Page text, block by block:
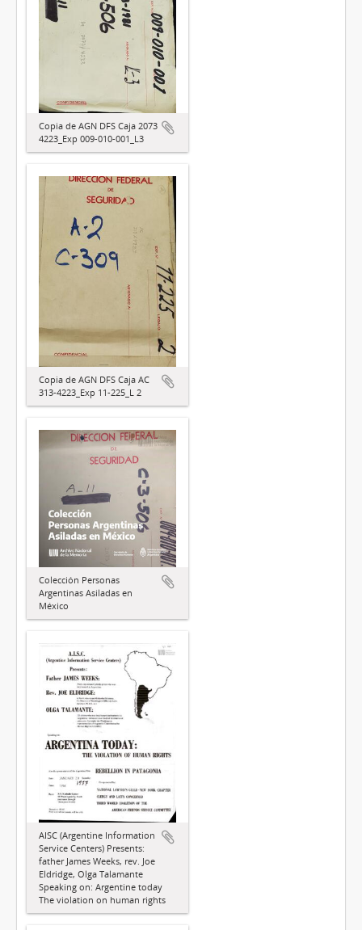
Copia de AGN DFS Caja 2073
4223_Exp 009-010-001_L3
Copia de AGN DFS Caja AC
313-4223_Exp 11-225_L 2
Colección Personas
Argentinas Asiladas en
México
AISC (Argentine Information
Service Centers) Presents:
father James Weeks, rev. Joe
Eldridge, Olga Talamante
Speaking on: Argentine today
The violation on human rights